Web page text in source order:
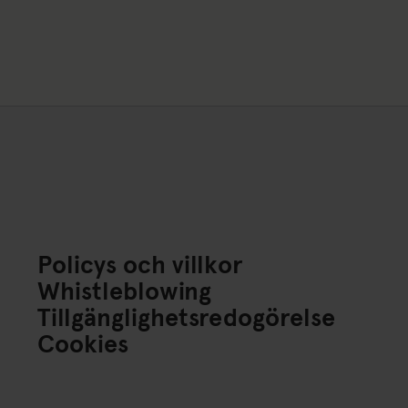
Policys och villkor
Whistleblowing
Tillgänglighetsredogörelse
Cookies